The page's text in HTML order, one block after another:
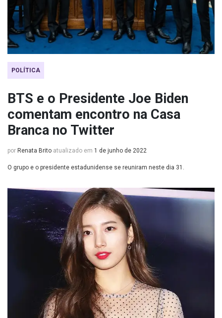
POLÍTICA
BTS e o Presidente Joe Biden
comentam encontro na Casa
Branca no Twitter
por Renata Brito atualizado em 1 de junho de 2022
O grupo e o presidente estadunidense se reuniram neste dia 31.